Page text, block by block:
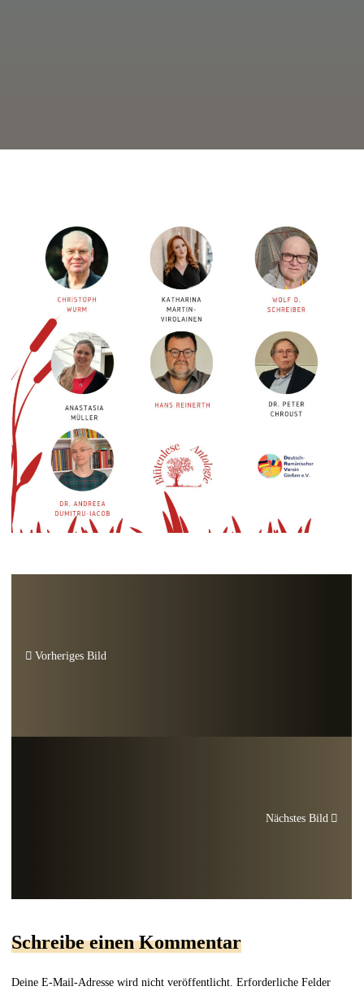
Vorheriges Bild
Nächstes Bild
Schreibe einen Kommentar
Deine E-Mail-Adresse wird nicht veröffentlicht. Erforderliche Felder